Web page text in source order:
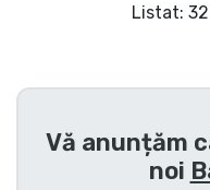
Listat:
Vă anunțăm
noi